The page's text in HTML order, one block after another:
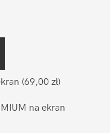
(69,00 zł)
na ekran